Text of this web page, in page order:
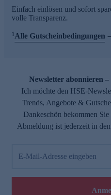
Einfach einlösen und sofort
volle Transparenz.
1Alle Gutscheinbedingungen
Newsletter abonnieren
Ich möchte den HSE-
Trends, Angebote &
Dankeschön bekommen
Abmeldung ist jederzeit in
E-Mail-Adresse eingeben